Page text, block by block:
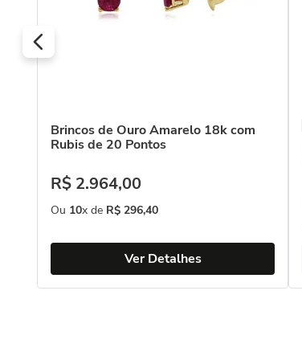
Brincos de Ouro Amarelo 18k com
Rubis de 20 Pontos
R$ 2.964,00
Ou 10x de R$ 296,40
Ver Detalhes